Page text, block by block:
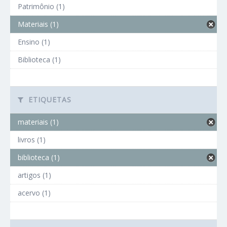
Patrimônio (1)
Materiais (1)
Ensino (1)
Biblioteca (1)
ETIQUETAS
materiais (1)
livros (1)
biblioteca (1)
artigos (1)
acervo (1)